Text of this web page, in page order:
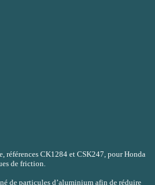
références CK1284 et CSK247, pour Honda
de friction.
de particules d’aluminium afin de réduire